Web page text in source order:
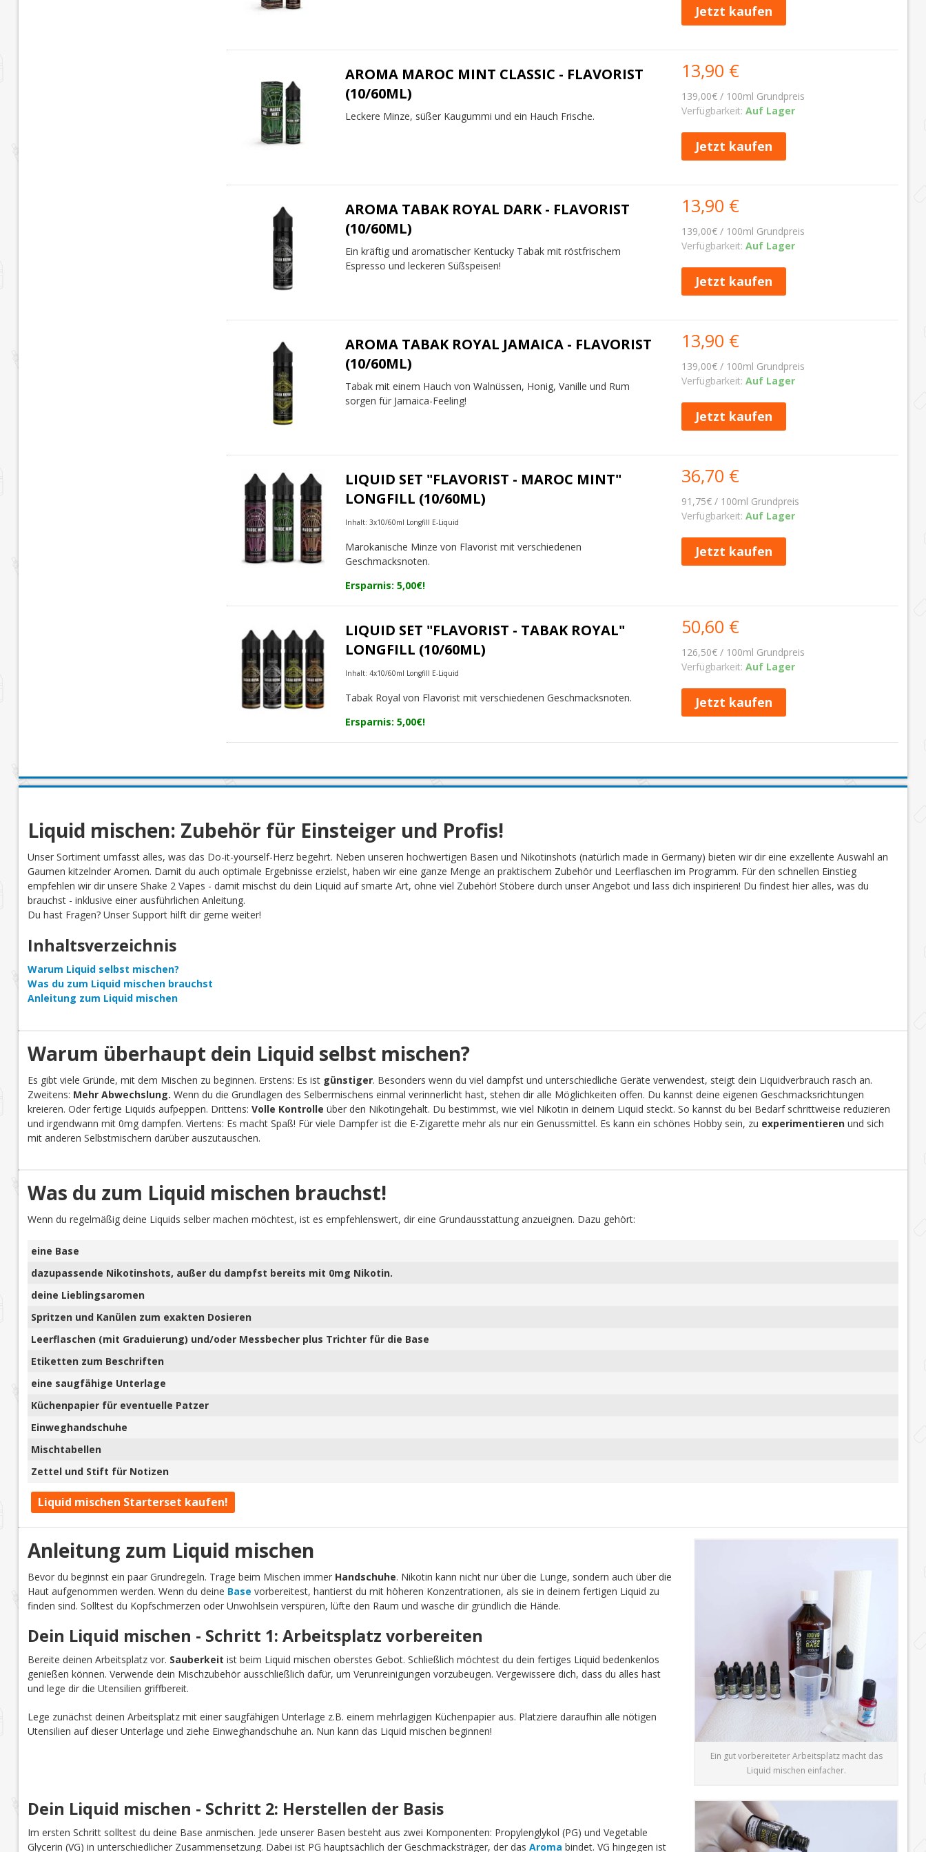
Jetzt kaufen
AROMA MAROC MINT CLASSIC - FLAVORIST
(10/60ML)
Leckere Minze, süßer Kaugummi und ein Hauch Frische.
13,90 €
139,00€ / 100ml Grundpreis
Verfügbarkeit: Auf Lager
Jetzt kaufen
AROMA TABAK ROYAL DARK - FLAVORIST
(10/60ML)
Ein kräftig und aromatischer Kentucky Tabak mit röstfrischem
Espresso und leckeren Süßspeisen!
13,90 €
139,00€ / 100ml Grundpreis
Verfügbarkeit: Auf Lager
Jetzt kaufen
AROMA TABAK ROYAL JAMAICA - FLAVORIST
(10/60ML)
Tabak mit einem Hauch von Walnüssen, Honig, Vanille und Rum
sorgen für Jamaica-Feeling!
13,90 €
139,00€ / 100ml Grundpreis
Verfügbarkeit: Auf Lager
Jetzt kaufen
LIQUID SET "FLAVORIST - MAROC MINT"
LONGFILL (10/60ML)
Inhalt: 3x10/60ml Longfill E-Liquid
Marokanische Minze von Flavorist mit verschiedenen
Geschmacksnoten.
Ersparnis: 5,00€!
36,70 €
91,75€ / 100ml Grundpreis
Verfügbarkeit: Auf Lager
Jetzt kaufen
LIQUID SET "FLAVORIST - TABAK ROYAL"
LONGFILL (10/60ML)
Inhalt: 4x10/60ml Longfill E-Liquid
Tabak Royal von Flavorist mit verschiedenen Geschmacksnoten.
Ersparnis: 5,00€!
50,60 €
126,50€ / 100ml Grundpreis
Verfügbarkeit: Auf Lager
Jetzt kaufen
Liquid mischen: Zubehör für Einsteiger und Profis!
Unser Sortiment umfasst alles, was das Do-it-yourself-Herz begehrt. Neben unseren hochwertigen Basen und Nikotinshots (natürlich made in Germany) bieten wir dir eine exzellente Auswahl an
Gaumen kitzelnder Aromen. Damit du auch optimale Ergebnisse erzielst, haben wir eine ganze Menge an praktischem Zubehör und Leerflaschen im Programm. Für den schnellen Einstieg
empfehlen wir dir unsere Shake 2 Vapes - damit mischst du dein Liquid auf smarte Art, ohne viel Zubehör! Stöbere durch unser Angebot und lass dich inspirieren! Du findest hier alles, was du
brauchst - inklusive einer ausführlichen Anleitung.
Du hast Fragen? Unser Support hilft dir gerne weiter!
Inhaltsverzeichnis
Warum Liquid selbst mischen?
Was du zum Liquid mischen brauchst
Anleitung zum Liquid mischen
Warum überhaupt dein Liquid selbst mischen?
Es gibt viele Gründe, mit dem Mischen zu beginnen. Erstens: Es ist günstiger. Besonders wenn du viel dampfst und unterschiedliche Geräte verwendest, steigt dein Liquidverbrauch rasch an.
Zweitens: Mehr Abwechslung. Wenn du die Grundlagen des Selbermischens einmal verinnerlicht hast, stehen dir alle Möglichkeiten offen. Du kannst deine eigenen Geschmacksrichtungen
kreieren. Oder fertige Liquids aufpeppen. Drittens: Volle Kontrolle über den Nikotingehalt. Du bestimmst, wie viel Nikotin in deinem Liquid steckt. So kannst du bei Bedarf schrittweise reduzieren
und irgendwann mit 0mg dampfen. Viertens: Es macht Spaß! Für viele Dampfer ist die E-Zigarette mehr als nur ein Genussmittel. Es kann ein schönes Hobby sein, zu experimentierenund sich
mit anderen Selbstmischern darüber auszutauschen.
Was du zum Liquid mischen brauchst!
Wenn du regelmäßig deine Liquids selber machen möchtest, ist es empfehlenswert, dir eine Grundausstattung anzueignen. Dazu gehört:
eine Base
dazupassende Nikotinshots, außer du dampfst bereits mit 0mg Nikotin.
deine Lieblingsaromen
Spritzen und Kanülen zum exakten Dosieren
Leerflaschen (mit Graduierung) und/oder Messbecher plus Trichter für die Base
Etiketten zum Beschriften
eine saugfähige Unterlage
Küchenpapier für eventuelle Patzer
Einweghandschuhe
Mischtabellen
Zettel und Stift für Notizen
Liquid mischen Starterset kaufen!
Anleitung zum Liquid mischen
Bevor du beginnst ein paar Grundregeln. Trage beim Mischen immer Handschuhe. Nikotin kann nicht nur über die Lunge, sondern auch über die
Haut aufgenommen werden. Wenn du deine Base vorbereitest, hantierst du mit höheren Konzentrationen, als sie in deinem fertigen Liquid zu
finden sind. Solltest du Kopfschmerzen oder Unwohlsein verspüren, lüfte den Raum und wasche dir gründlich die Hände.
Dein Liquid mischen - Schritt 1: Arbeitsplatz vorbereiten
Bereite deinen Arbeitsplatz vor. Sauberkeit ist beim Liquid mischen oberstes Gebot. Schließlich möchtest du dein fertiges Liquid bedenkenlos
genießen können. Verwende dein Mischzubehör ausschließlich dafür, um Verunreinigungen vorzubeugen. Vergewissere dich, dass du alles hast
und lege dir die Utensilien griffbereit.
Lege zunächst deinen Arbeitsplatz mit einer saugfähigen Unterlage z.B. einem mehrlagigen Küchenpapier aus. Platziere daraufhin alle nötigen
Utensilien auf dieser Unterlage und ziehe Einweghandschuhe an. Nun kann das Liquid mischen beginnen!
Ein gut vorbereiteter Arbeitsplatz macht das
Liquid mischen einfacher.
Dein Liquid mischen - Schritt 2: Herstellen der Basis
Im ersten Schritt solltest du deine Base anmischen. Jede unserer Basen besteht aus zwei Komponenten: Propylenglykol (PG) und Vegetable
Glycerin (VG) in unterschiedlicher Zusammensetzung. Dabei ist PG hauptsächlich der Geschmacksträger, der das Aroma bindet. VG hingegen ist